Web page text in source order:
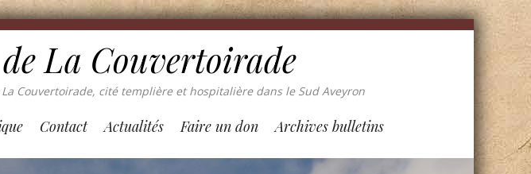
La Couvertoirade
Couvertoirade, cité templière et hospitalière dans le Sud Aveyron
Contact Actualités Faire un don Archives bulletins